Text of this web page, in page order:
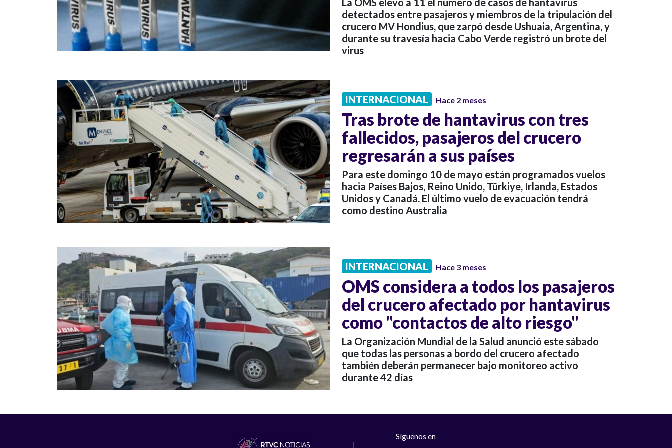
La OMS elevó a 11 el número de casos de hantavirus
detectados entre pasajeros y miembros de la tripulación del
crucero MV Hondius, que zarpó desde Ushuaia, Argentina, y
durante su travesía hacia Cabo Verde registró un brote del
virus
INTERNACIONAL Hace 2 meses
Tras brote de hantavirus con tres
fallecidos, pasajeros del crucero
regresarán a sus países
Para este domingo 10 de mayo están programados vuelos
hacia Países Bajos, Reino Unido, Türkiye, Irlanda, Estados
Unidos y Canadá. El último vuelo de evacuación tendrá
como destino Australia
INTERNACIONAL Hace 3 meses
OMS considera a todos los pasajeros
del crucero afectado por hantavirus
como "contactos de alto riesgo"
La Organización Mundial de la Salud anunció este sábado
que todas las personas a bordo del crucero afectado
también deberán permanecer bajo monitoreo activo
durante 42 días
Síguenos en